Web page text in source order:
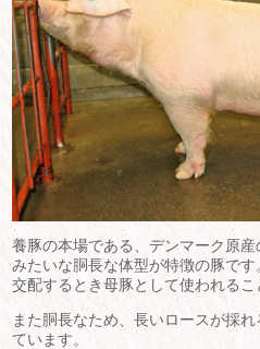
養豚の本場である、デンマーク原
みたいな胴長な体型が特徴の豚で
交配するとき母豚として使われる
また胴長なため、長いロースが採
ています。